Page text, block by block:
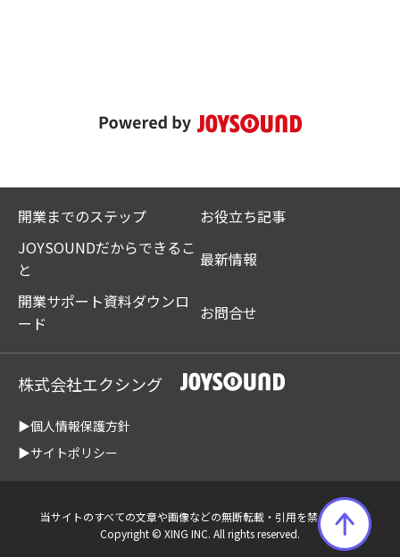
開業までのステップ
お役立ち記事
JOYSOUNDだからできるこ
と
最新情報
開業サポート資料ダウンロ
ード
お問合せ
株式会社エクシング
▶個人情報保護方針
▶サイトポリシー
当サイトのすべての文章や画像などの無断転載・引用を禁じます。
Copyright © XING INC. All rights reserved.